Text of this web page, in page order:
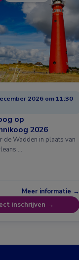
2026 om 11:30
op
2026
de Wadden in plaats van
…
Meer informatie →
inschrijven →